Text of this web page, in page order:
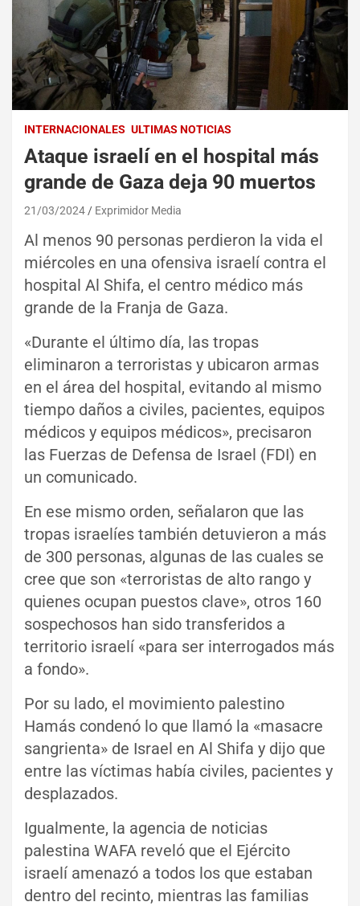
INTERNACIONALES ULTIMAS NOTICIAS
Ataque israelí en el hospital más
grande de Gaza deja 90 muertos
21/03/2024 Exprimidor Media
Al menos 90 personas perdieron la vida el
miércoles en una ofensiva israelí contra el
hospital Al Shifa, el centro médico más
grande de la Franja de Gaza.
«Durante el último día, las tropas
eliminaron a terroristas y ubicaron armas
en el área del hospital, evitando al mismo
tiempo daños a civiles, pacientes, equipos
médicos y equipos médicos», precisaron
las Fuerzas de Defensa de Israel (FDI) en
un comunicado.
En ese mismo orden, señalaron que las
tropas israelíes también detuvieron a más
de 300 personas, algunas de las cuales se
cree que son «terroristas de alto rango y
quienes ocupan puestos clave», otros 160
sospechosos han sido transferidos a
territorio israelí «para ser interrogados más
a fondo».
Por su lado, el movimiento palestino
Hamás condenó lo que llamó la «masacre
sangrienta» de Israel en Al Shifa y dijo que
entre las víctimas había civiles, pacientes y
desplazados.
Igualmente, la agencia de noticias
palestina WAFA reveló que el Ejército
israelí amenazó a todos los que estaban
dentro del recinto, mientras las familias